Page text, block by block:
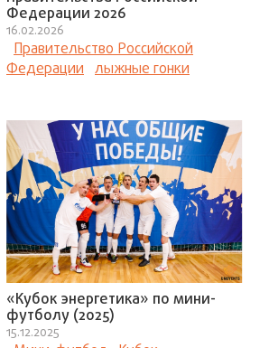
Федерации 2026
16.02.2026
Правительство Российской
Федерации лыжные гонки
«Кубок энергетика» по мини-
футболу (2025)
15.12.2025